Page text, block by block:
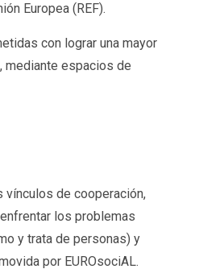
Europea (REF).
con lograr una mayor
mediante espacios de
de cooperación,
los problemas
y trata de personas) y
por EUROsociAL.